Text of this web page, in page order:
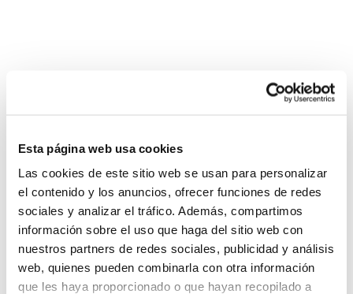
Esta página web usa cookies
Las cookies de este sitio web se usan para personalizar
el contenido y los anuncios, ofrecer funciones de redes
sociales y analizar el tráfico. Además, compartimos
información sobre el uso que haga del sitio web con
nuestros partners de redes sociales, publicidad y análisis
web, quienes pueden combinarla con otra información
que les haya proporcionado o que hayan recopilado a
Castellón Sede FBCV 25-26